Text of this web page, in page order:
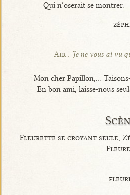
Qui n’oserait se montrer.
Air : Je ne vous ai vu
Mon cher Papillon,...
En bon ami, laisse-nous
Fleurette se croyant seule,